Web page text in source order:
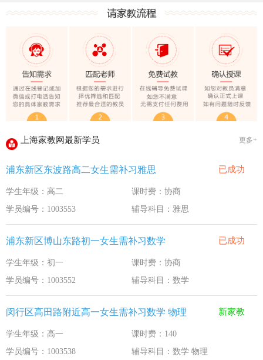
上海家教网大学生做家教安全须知！
上海家教网家教试课规则 2020-1-18
上海家教网免责声明 2016-11-15
教员首次给家长打电话注意事项 2016-11-15
上海家教网教员首次上门试教注意事项 2016-11-15
上海家教网注册协议 2016-11-15
上海家教网大学生做家教安全须知！
全国教师管理信息系统明年启用
上海家教网最新学员 更多+
浦东新区东波路高二女生需补习雅思 已成功
学生年级：高二
课时费：协商
学员编号：1003553
辅导科目：雅思
浦东新区博山东路初一女生需补习数学 已成功
学生年级：初一
课时费：协商
学员编号：1003552
辅导科目：数学
闵行区高田路附近高一女生需补习数学 物理 新家教
学生年级：高一
课时费：140
学员编号：1003538
辅导科目：数学 物理